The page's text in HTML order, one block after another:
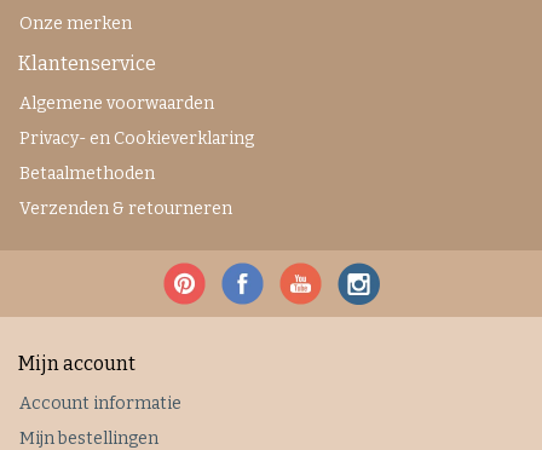
Onze merken
Klantenservice
Algemene voorwaarden
Privacy- en Cookieverklaring
Betaalmethoden
Verzenden & retourneren
Mijn account
Account informatie
Mijn bestellingen